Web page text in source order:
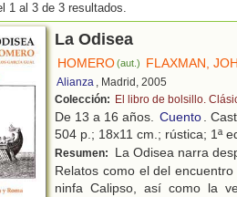
1 al 3 de 3 resultados.
La Odisea
HOMERO(aut.) FLAXMAN,
Alianza , Madrid, 2005
Colección: El libro de bolsillo.
De 13 a 16 años. Cuento.
504 p.; 18x11 cm.; rústica; 1ª
Resumen:
La Odisea narra
Relatos como el del
ninfa Calipso, así como la